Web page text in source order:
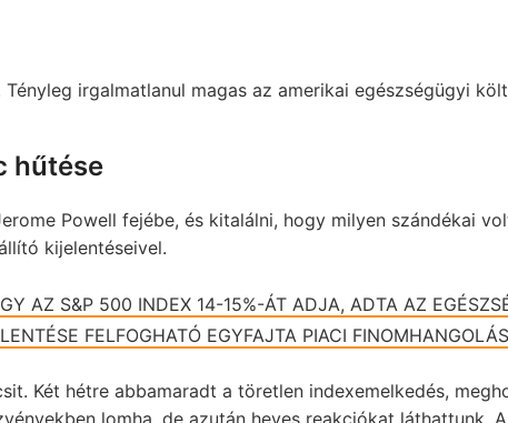
irgalmatlanul magas az amerikai egészségügyi
hűtése
Powell fejébe, és kitalálni, hogy milyen szándékai
kijelentéseivel.
AZ S&P 500 INDEX 14-15%-ÁT ADJA, ADTA AZ
FELFOGHATÓ EGYFAJTA PIACI
Két hétre abbamaradt a töretlen indexemelkedés,